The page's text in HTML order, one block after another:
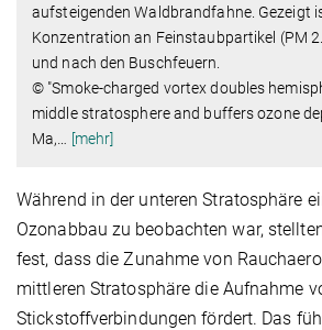
aufsteigenden Waldbrandfahne. Gezeigt
Konzentration an Feinstaubpartikel (PM
und nach den Buschfeuern.
© "Smoke-charged vortex doubles
middle stratosphere and buffers ozone
Ma,
[mehr]
Während in der unteren Stratosphäre
Ozonabbau zu beobachten war,
fest, dass die Zunahme von
mittleren Stratosphäre die Aufnahme
Stickstoffverbindungen fördert. Das